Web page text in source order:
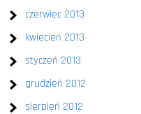
czerwiec 2013
kwiecień 2013
styczeń 2013
grudzień 2012
sierpień 2012